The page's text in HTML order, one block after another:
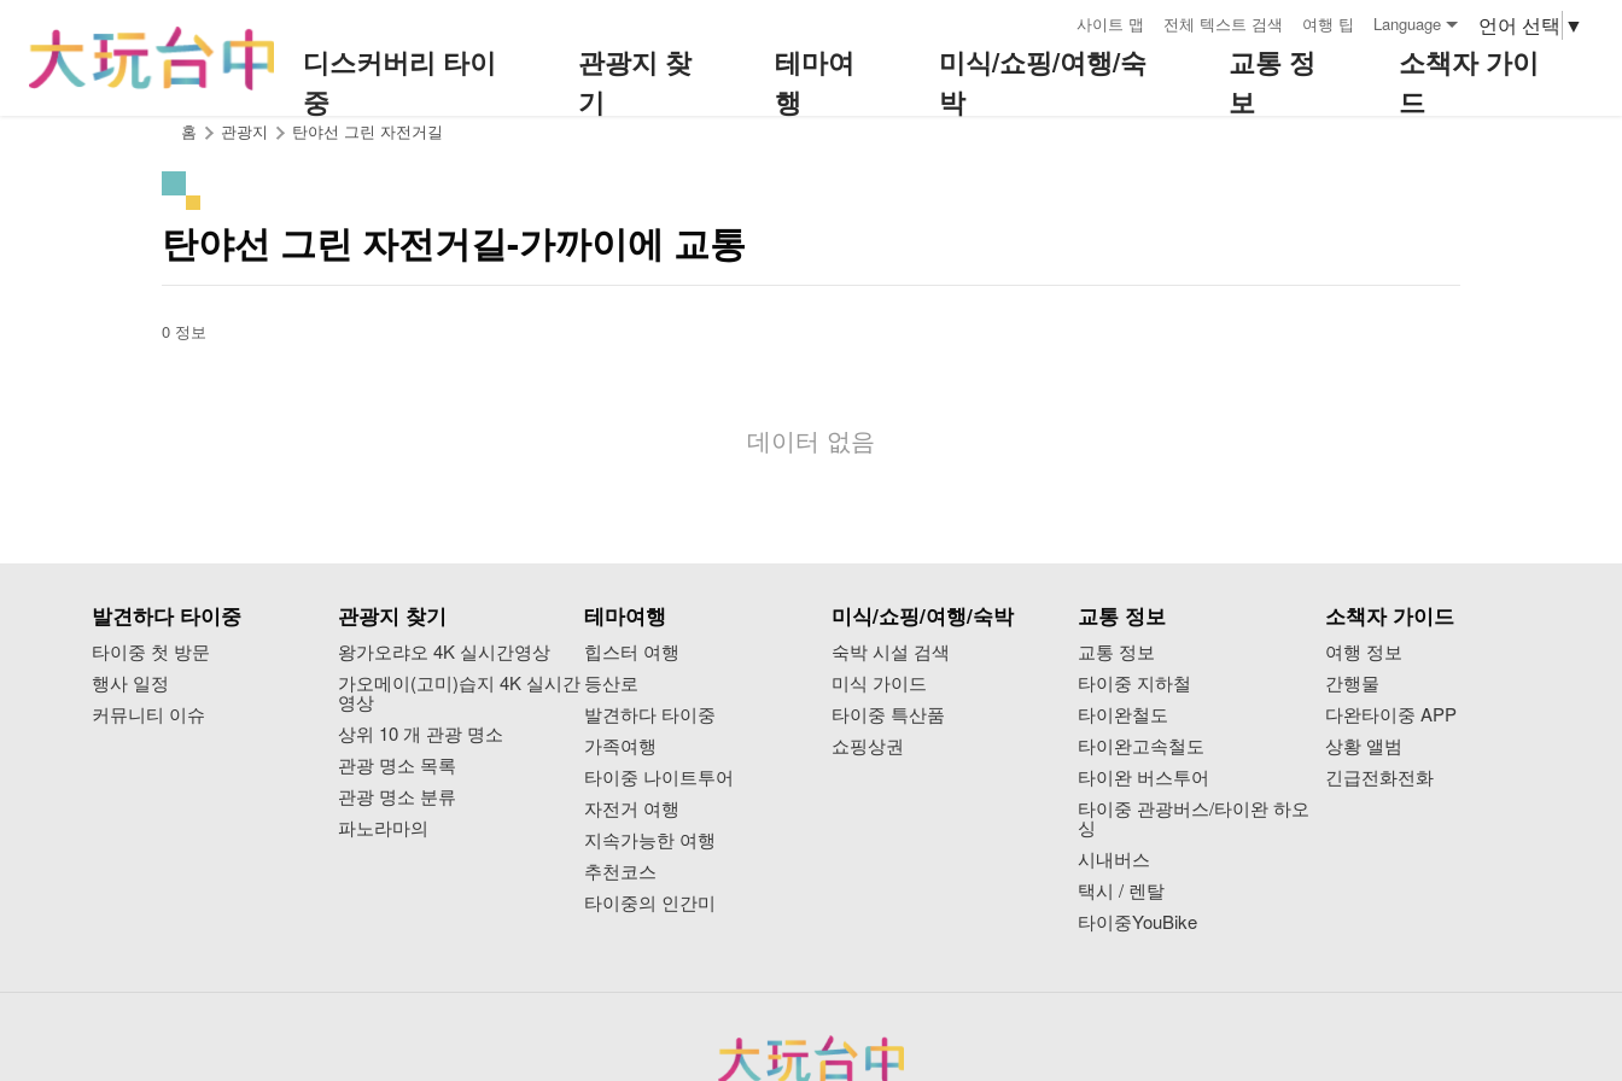
사이트 맵 전체 텍스트 검색 여행 팁 Language 언어 선택 ▼
디스커버리 타이
중
관광지 찾
기
테마여
행
미식/쇼핑/여행/숙
박
교통 정
보
소책자 가이
드
홈 관광지 탄야선 그린 자전거길
탄야선 그린 자전거길-가까이에 교통
0 정보
데이터 없음
발견하다 타이중
타이중 첫 방문
행사 일정
커뮤니티 이슈
관광지 찾기
왕가오랴오 4K 실시간영상
가오메이(고미)습지 4K 실시간
영상
상위 10 개 관광 명소
관광 명소 목록
관광 명소 분류
파노라마의
테마여행
힙스터 여행
등산로
발견하다 타이중
가족여행
타이중 나이트투어
자전거 여행
지속가능한 여행
추천코스
타이중의 인간미
미식/쇼핑/여행/숙박
숙박 시설 검색
미식 가이드
타이중 특산품
쇼핑상권
교통 정보
교통 정보
타이중 지하철
타이완철도
타이완고속철도
타이완 버스투어
타이중 관광버스/타이완 하오
싱
시내버스
택시 / 렌탈
타이중YouBike
소책자 가이드
여행 정보
간행물
다완타이중 APP
상황 앨범
긴급전화전화